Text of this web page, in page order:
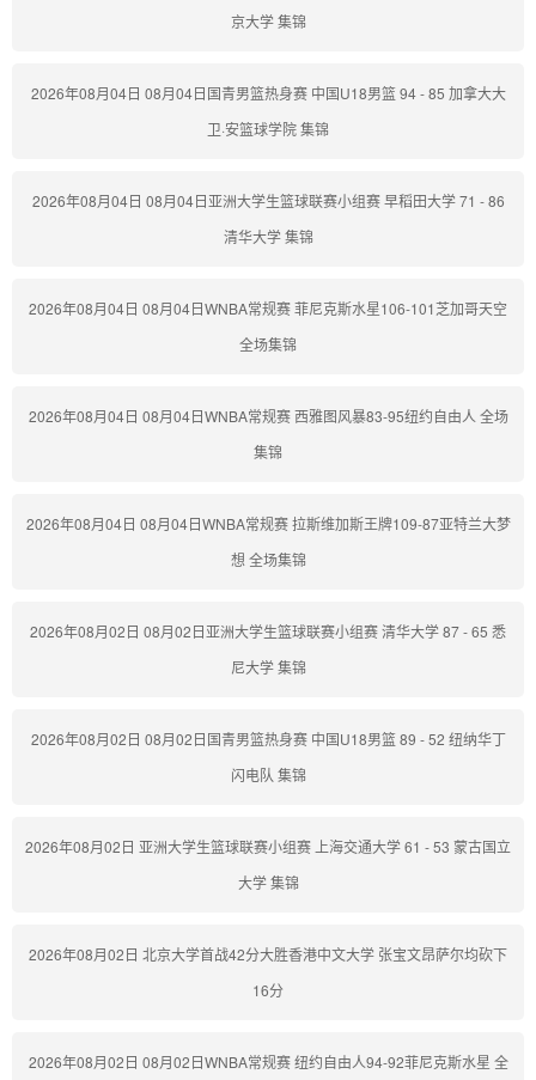
京大学 集锦
2026年08月04日 08月04日国青男篮热身赛 中国U18男篮 94 - 85 加拿大大
卫·安篮球学院 集锦
2026年08月04日 08月04日亚洲大学生篮球联赛小组赛 早稻田大学 71 - 86
清华大学 集锦
2026年08月04日 08月04日WNBA常规赛 菲尼克斯水星106-101芝加哥天空
全场集锦
2026年08月04日 08月04日WNBA常规赛 西雅图风暴83-95纽约自由人 全场
集锦
2026年08月04日 08月04日WNBA常规赛 拉斯维加斯王牌109-87亚特兰大梦
想 全场集锦
2026年08月02日 08月02日亚洲大学生篮球联赛小组赛 清华大学 87 - 65 悉
尼大学 集锦
2026年08月02日 08月02日国青男篮热身赛 中国U18男篮 89 - 52 纽纳华丁
闪电队 集锦
2026年08月02日 亚洲大学生篮球联赛小组赛 上海交通大学 61 - 53 蒙古国立
大学 集锦
2026年08月02日 北京大学首战42分大胜香港中文大学 张宝文昂萨尔均砍下
16分
2026年08月02日 08月02日WNBA常规赛 纽约自由人94-92菲尼克斯水星 全